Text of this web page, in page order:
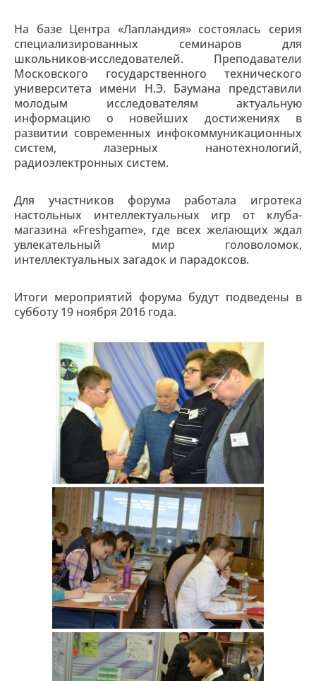
На базе Центра «Лапландия» состоялась серия
специализированных семинаров для
школьников-исследователей. Преподаватели
Московского государственного технического
университета имени Н.Э. Баумана представили
молодым исследователям актуальную
информацию о новейших достижениях в
развитии современных инфокоммуникационных
систем, лазерных нанотехнологий,
радиоэлектронных систем.
Для участников форума работала игротека
настольных интеллектуальных игр от клуба-
магазина «Freshgame», где всех желающих ждал
увлекательный мир головоломок,
интеллектуальных загадок и парадоксов.
Итоги мероприятий форума будут подведены в
субботу 19 ноября 2016 года.